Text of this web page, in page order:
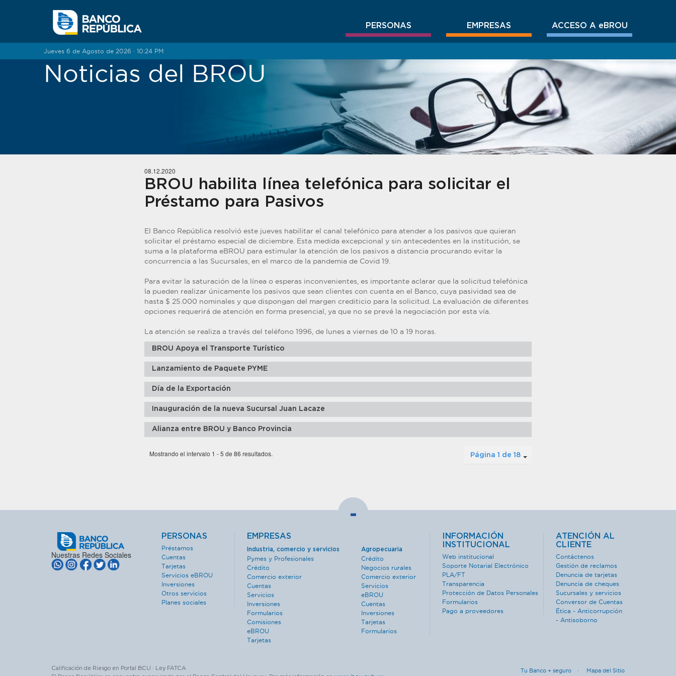
PERSONAS EMPRESAS ACCESO A eBROU
Jueves 6 de Agosto de 2026 · 10:25 PM
Noticias del BROU
08.12.2020
BROU habilita línea telefónica para solicitar el
Préstamo para Pasivos
El Banco República resolvió este jueves habilitar el canal telefónico para atender a los pasivos que quieran
solicitar el préstamo especial de diciembre. Esta medida excepcional y sin antecedentes en la institución, se
suma a la plataforma eBROU para estimular la atención de los pasivos a distancia procurando evitar la
concurrencia a las Sucursales, en el marco de la pandemia de Covid 19.
Para evitar la saturación de la línea o esperas inconvenientes, es importante aclarar que la solicitud telefónica
la pueden realizar únicamente los pasivos que sean clientes con cuenta en el Banco, cuya pasividad sea de
hasta $ 25.000 nominales y que dispongan del margen crediticio para la solicitud. La evaluación de diferentes
opciones requerirá de atención en forma presencial, ya que no se prevé la negociación por esta vía.
La atención se realiza a través del teléfono 1996, de lunes a viernes de 10 a 19 horas.
BROU Apoya el Transporte Turístico
Lanzamiento de Paquete PYME
Día de la Exportación
Inauguración de la nueva Sucursal Juan Lacaze
Alianza entre BROU y Banco Provincia
Página 1 de 18
Mostrando el intervalo 1 - 5 de 86 resultados.
-
Nuestras Redes Sociales
PERSONAS
Préstamos
Cuentas
Tarjetas
Servicios eBROU
Inversiones
Otros servicios
Planes sociales
EMPRESAS
Industria, comercio y servicios
Pymes y Profesionales
Crédito
Comercio exterior
Cuentas
Servicios
Inversiones
Formularios
Comisiones
eBROU
Tarjetas
Agropecuaria
Crédito
Negocios rurales
Comercio exterior
Servicios
eBROU
Cuentas
Inversiones
Tarjetas
Formularios
INFORMACIÓN
INSTITUCIONAL
Web institucional
Soporte Notarial Electrónico
PLA/FT
Transparencia
Protección de Datos Personales
Formularios
Pago a proveedores
ATENCIÓN AL
CLIENTE
Contáctenos
Gestión de reclamos
Denuncia de tarjetas
Denuncia de cheques
Sucursales y servicios
Conversor de Cuentas
Ética - Anticorrupción
- Antisoborno
Calificación de Riesgo en Portal BCU · Ley FATCA
Tu Banco + seguro · Mapa del Sitio